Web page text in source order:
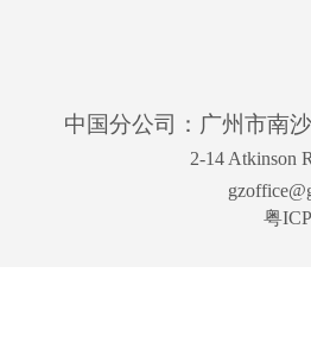
中国分公司：广州市南
2-14 Atkinson
粤